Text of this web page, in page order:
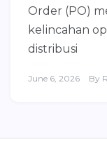
Order (PO)
kelincahan
distribusi
June 6, 2026 By